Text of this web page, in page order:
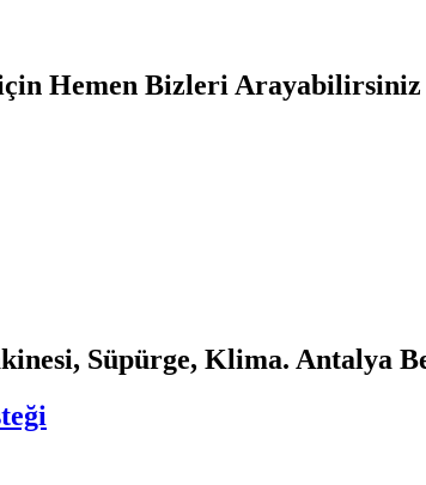
Hemen Bizleri Arayabilirsiniz
Süpürge, Klima. Antalya